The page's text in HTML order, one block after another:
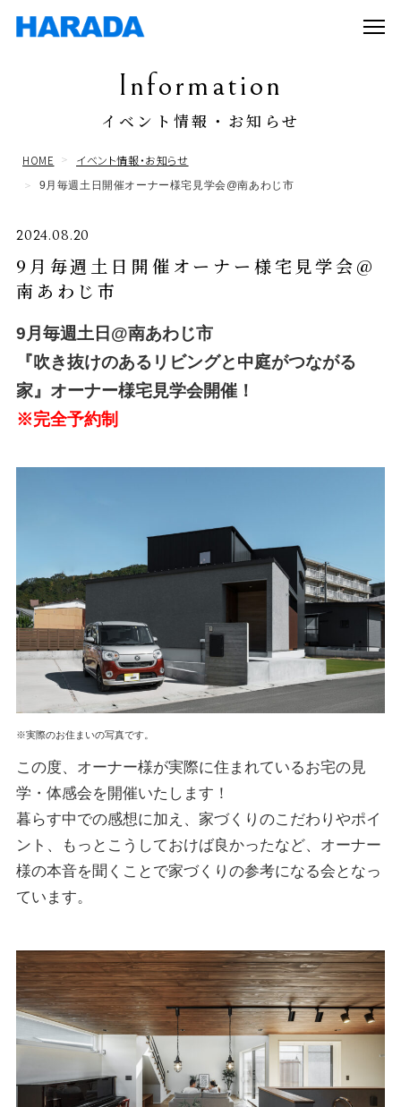
Information
イベント情報・お知らせ
HOME イベント情報・お知らせ
9月毎週土日開催オーナー様宅見学会@南あわじ市
2024.08.20
9月毎週土日開催オーナー様宅見学会@
南あわじ市
9月毎週土日@南あわじ市
『吹き抜けのあるリビングと中庭がつながる
家』オーナー様宅見学会開催！
※完全予約制
※実際のお住まいの写真です。
この度、オーナー様が実際に住まれているお宅の見
学・体感会を開催いたします！
暮らす中での感想に加え、家づくりのこだわりやポイ
ント、もっとこうしておけば良かったなど、オーナー
様の本音を聞くことで家づくりの参考になる会となっ
ています。